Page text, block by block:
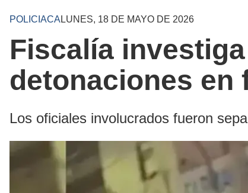
POLICIACA LUNES, 18 DE MAYO DE 2026
Fiscalía
detonaciones en
Los oficiales involucrados fueron